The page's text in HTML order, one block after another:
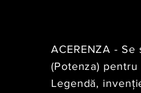
ACERENZA -
(Potenza)
Legendă,